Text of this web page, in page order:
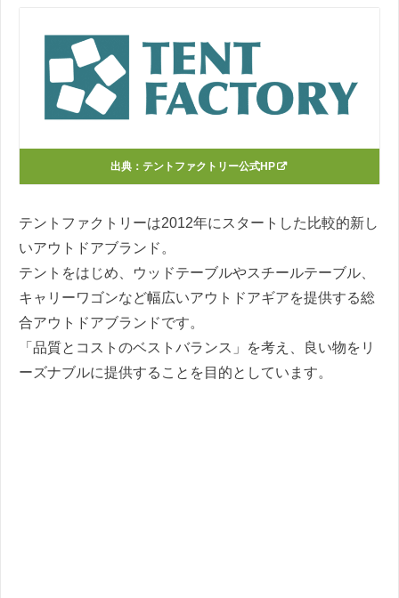
出典： テントファクトリー公式HP
テントファクトリーは2012年にスタートした比較的新し
いアウトドアブランド。
テントをはじめ、ウッドテーブルやスチールテーブル、
キャリーワゴンなど幅広いアウトドアギアを提供する総
合アウトドアブランドです。
「品質とコストのベストバランス」を考え、良い物をリ
ーズナブルに提供することを目的としています。